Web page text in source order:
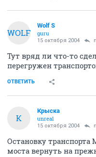
WOLF
Wolf S
guru
15 октября 2004
Тут вряд ли что-то
перегружен
ОТВЕТИТЬ
К
Крыска
unreal
15 октября 2004
Остановку транспорта
моста вернуть на